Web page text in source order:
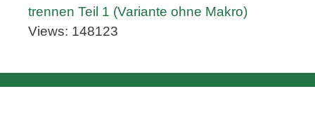
trennen Teil 1 (Variante ohne Makro)
Views: 148123